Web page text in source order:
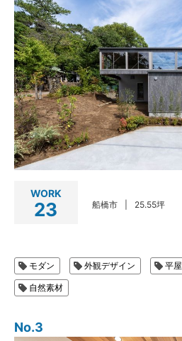
WORK
23 船橋市 25.55坪
モダン 外観デザイン 平屋
自然素材
No.3